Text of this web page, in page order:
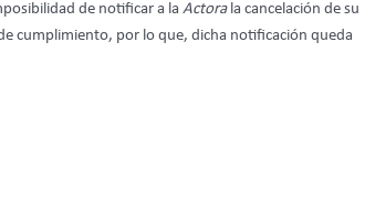
de notificar a la Actora la cancelación de su
cumplimiento, por lo que, dicha notificación queda